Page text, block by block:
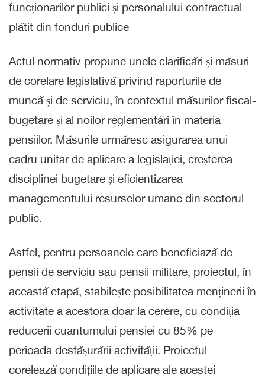
funcționarilor publici și personalului contractual
plătit din fonduri publice
Actul normativ propune unele clarificări și măsuri
de corelare legislativă privind raporturile de
muncă și de serviciu, în contextul măsurilor fiscal-
bugetare și al noilor reglementări în materia
pensiilor. Măsurile urmăresc asigurarea unui
cadru unitar de aplicare a legislației, creșterea
disciplinei bugetare și eficientizarea
managementului resurselor umane din sectorul
public.
Astfel, pentru persoanele care beneficiază de
pensii de serviciu sau pensii militare, proiectul, în
această etapă, stabilește posibilitatea menținerii în
activitate a acestora doar la cerere, cu condiția
reducerii cuantumului pensiei cu 85% pe
perioada desfășurării activității. Proiectul
corelează condițiile de aplicare ale acestei